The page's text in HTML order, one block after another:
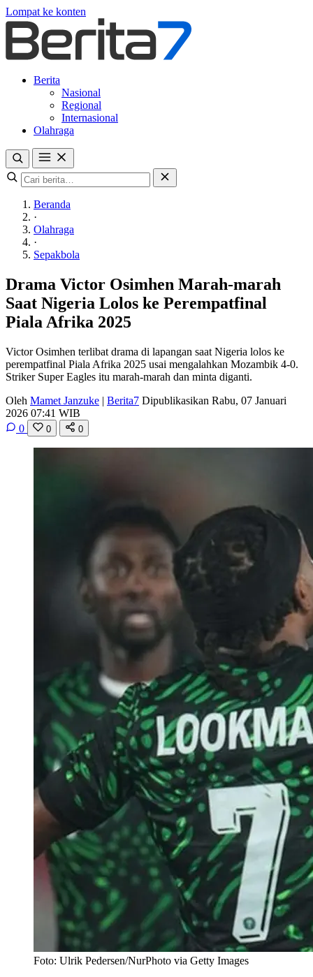
Lompat ke konten
Berita
Nasional
Regional
Internasional
Olahraga
Beranda
·
Olahraga
·
Sepakbola
Drama Victor Osimhen Marah-marah
Saat Nigeria Lolos ke Perempatfinal
Piala Afrika 2025
Victor Osimhen terlibat drama di lapangan saat Nigeria lolos ke
perempatfinal Piala Afrika 2025 usai mengalahkan Mozambik 4-0.
Striker Super Eagles itu marah-marah dan minta diganti.
Oleh Mamet Janzuke | Berita7 Dipublikasikan Rabu, 07 Januari
2026 07:41 WIB
0
0 0
Foto: Ulrik Pedersen/NurPhoto via Getty Images